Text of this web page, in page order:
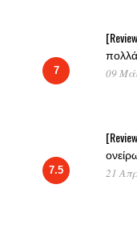
7 09
7.5 21